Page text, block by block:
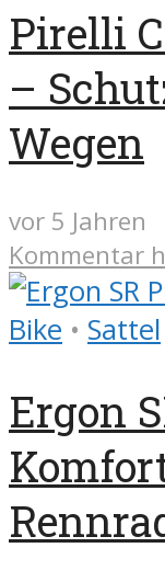
Pirelli
–
Wegen
vor 5 Jahren
Kommentar
Bike • Sattel
Ergon